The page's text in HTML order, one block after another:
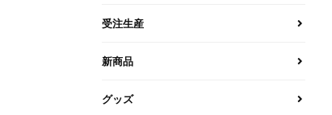
受注生産
新商品
グッズ